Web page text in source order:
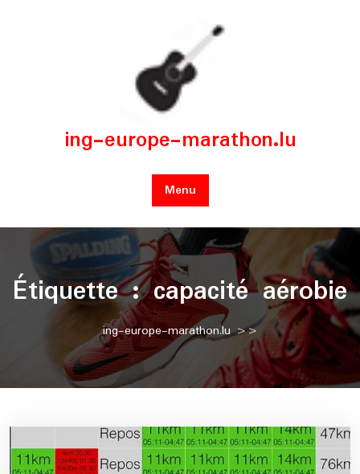
ing-europe-marathon.lu
Menu
Étiquette :capacité aérobie
ing-europe-marathon.lu>>